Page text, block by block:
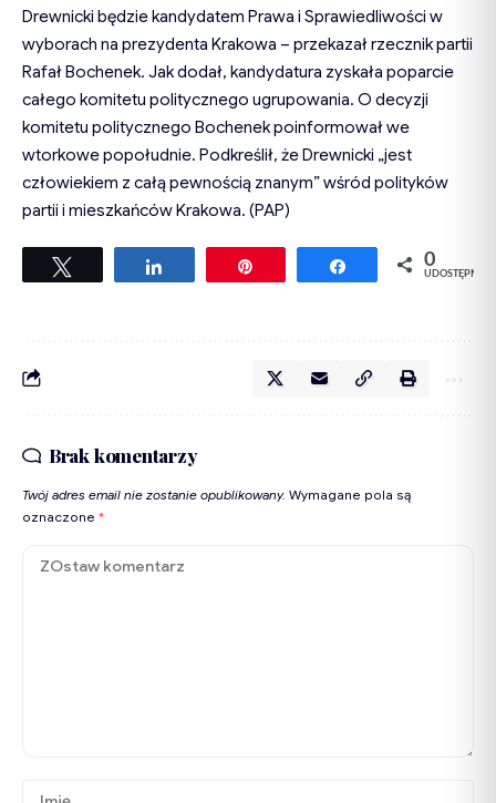
Drewnicki będzie kandydatem Prawa i Sprawiedliwości w
wyborach na prezydenta Krakowa – przekazał rzecznik partii
Rafał Bochenek. Jak dodał, kandydatura zyskała poparcie
całego komitetu politycznego ugrupowania. O decyzji
komitetu politycznego Bochenek poinformował we
wtorkowe popołudnie. Podkreślił, że Drewnicki „jest
człowiekiem z całą pewnością znanym” wśród polityków
partii i mieszkańców Krakowa. (PAP)
Udostępnij Udostępnij
0
UDOSTĘPNIEŃ
Brak komentarzy
Twój adres email nie zostanie opublikowany. Wymagane pola są
oznaczone *